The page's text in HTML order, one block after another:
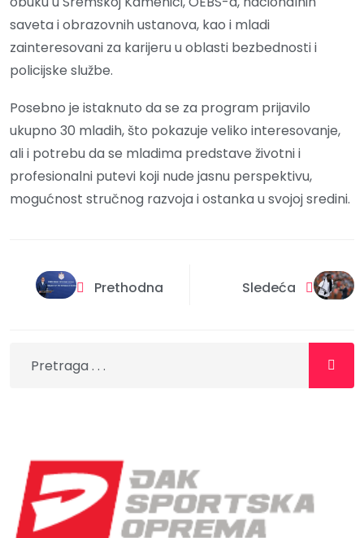
saveta i obrazovnih ustanova, kao i mladi
zainteresovani za karijeru u oblasti bezbednosti i
policijske službe.
Posebno je istaknuto da se za program prijavilo
ukupno 30 mladih, što pokazuje veliko interesovanje,
ali i potrebu da se mladima predstave životni i
profesionalni putevi koji nude jasnu perspektivu,
mogućnost stručnog razvoja i ostanka u svojoj sredini.
Prethodna Sledeća